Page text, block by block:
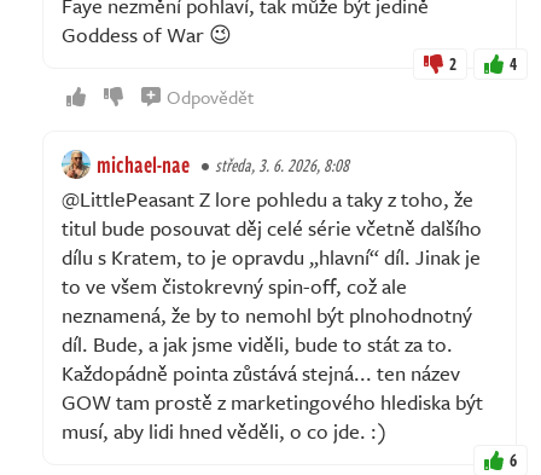
Goddess of War 😉
2 4
Odpovědět
michael-nae středa, 3. 6. 2026, 8:08
@LittlePeasant Z lore pohledu a taky z toho, že
titul bude posouvat děj celé série včetně dalšího
dílu s Kratem, to je opravdu „hlavní“ díl. Jinak je
to ve všem čistokrevný spin-off, což ale
neznamená, že by to nemohl být plnohodnotný
díl. Bude, a jak jsme viděli, bude to stát za to.
Každopádně pointa zůstává stejná... ten název
GOW tam prostě z marketingového hlediska být
musí, aby lidi hned věděli, o co jde. :)
6